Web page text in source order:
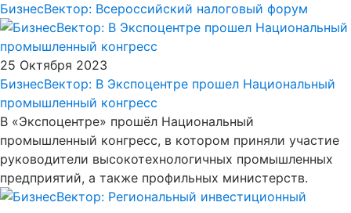
БизнесВектор: Всероссийский налоговый форум
25 Октября 2023
БизнесВектор: В Экспоцентре прошел Национальный
промышленный конгресс
В «Экспоцентре» прошёл Национальный
промышленный конгресс, в котором приняли участие
руководители высокотехнологичных промышленных
предприятий, а также профильных министерств.